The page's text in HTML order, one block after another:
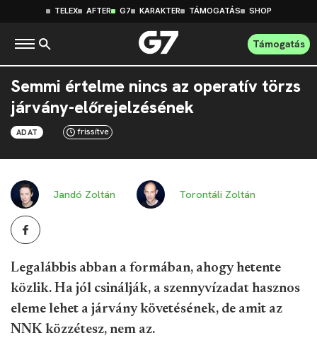
TELEX AFTER G7 KARAKTER TÁMOGATÁS SHOP
Támogatás
Semmi értelme nincs az operatív törzs
járvány-előrejelzésének
ADAT frissítve
Jandó Zoltán Torontáli Zoltán
Legalábbis abban a formában, ahogy hetente
közlik. Ha jól csinálják, a szennyvízadat hasznos
eleme lehet a járvány követésének, de amit az
NNK közzétesz, nem az.